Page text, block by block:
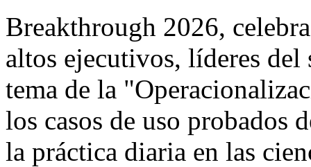
Breakthrough 2026,
altos ejecutivos, líderes
tema de la
los casos de uso probados
la práctica diaria en las